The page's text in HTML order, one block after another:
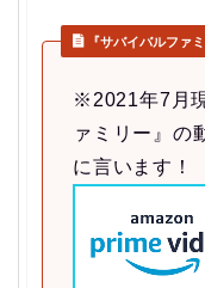
『サバイバルファ
※2021年7月
ァミリー』の
に言います！